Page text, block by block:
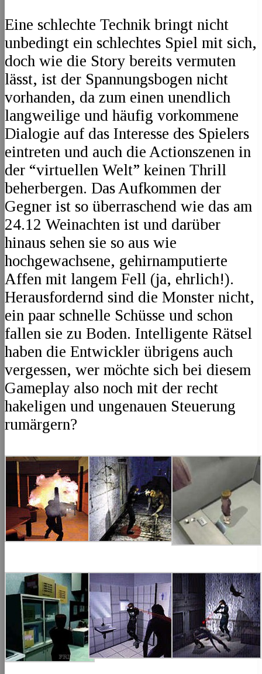
Eine schlechte Technik bringt nicht
unbedingt ein schlechtes Spiel mit sich,
doch wie die Story bereits vermuten
lässt, ist der Spannungsbogen nicht
vorhanden, da zum einen unendlich
langweilige und häufig vorkommene
Dialogie auf das Interesse des Spielers
eintreten und auch die Actionszenen in
der “virtuellen Welt” keinen Thrill
beherbergen. Das Aufkommen der
Gegner ist so überraschend wie das am
24.12 Weinachten ist und darüber
hinaus sehen sie so aus wie
hochgewachsene, gehirnamputierte
Affen mit langem Fell (ja, ehrlich!).
Herausfordernd sind die Monster nicht,
ein paar schnelle Schüsse und schon
fallen sie zu Boden. Intelligente Rätsel
haben die Entwickler übrigens auch
vergessen, wer möchte sich bei diesem
Gameplay also noch mit der recht
hakeligen und ungenauen Steuerung
rumärgern?